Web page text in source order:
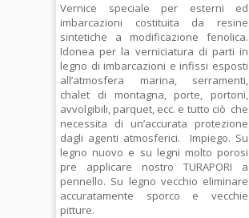
Vernice speciale per esterni ed
imbarcazioni costituita da resine
sintetiche a modificazione fenolica.
Idonea per la verniciatura di parti in
legno di imbarcazioni e infissi esposti
all’atmosfera marina, serramenti,
chalet di montagna, porte, portoni,
avvolgibili, parquet, ecc. e tutto ciò che
necessita di un’accurata protezione
dagli agenti atmosferici. Impiego. Su
legno nuovo e su legni molto porosi
pre applicare nostro TURAPORI a
pennello. Su legno vecchio eliminare
accuratamente sporco e vecchie
pitture.